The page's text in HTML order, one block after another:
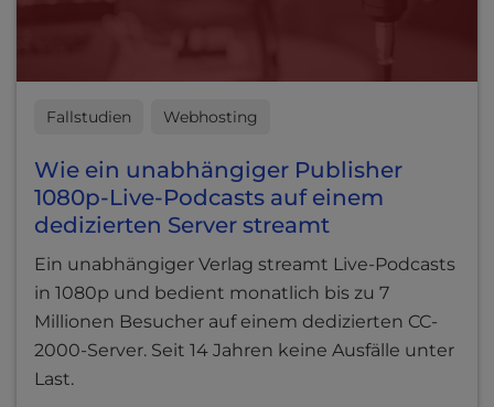
Fallstudien Webhosting
Wie ein unabhängiger Publisher
1080p-Live-Podcasts auf einem
dedizierten Server streamt
Ein unabhängiger Verlag streamt Live-Podcasts
in 1080p und bedient monatlich bis zu 7
Millionen Besucher auf einem dedizierten CC-
2000-Server. Seit 14 Jahren keine Ausfälle unter
Last.